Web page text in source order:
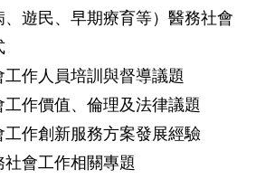
、遊民、早期療育等）醫務社會
工作人員培訓與督導議題
作價值、倫理及法律議題
工作創新服務方案發展經驗
社會工作相關專題